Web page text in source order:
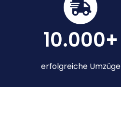
10.000+
erfolgreiche Umzüge